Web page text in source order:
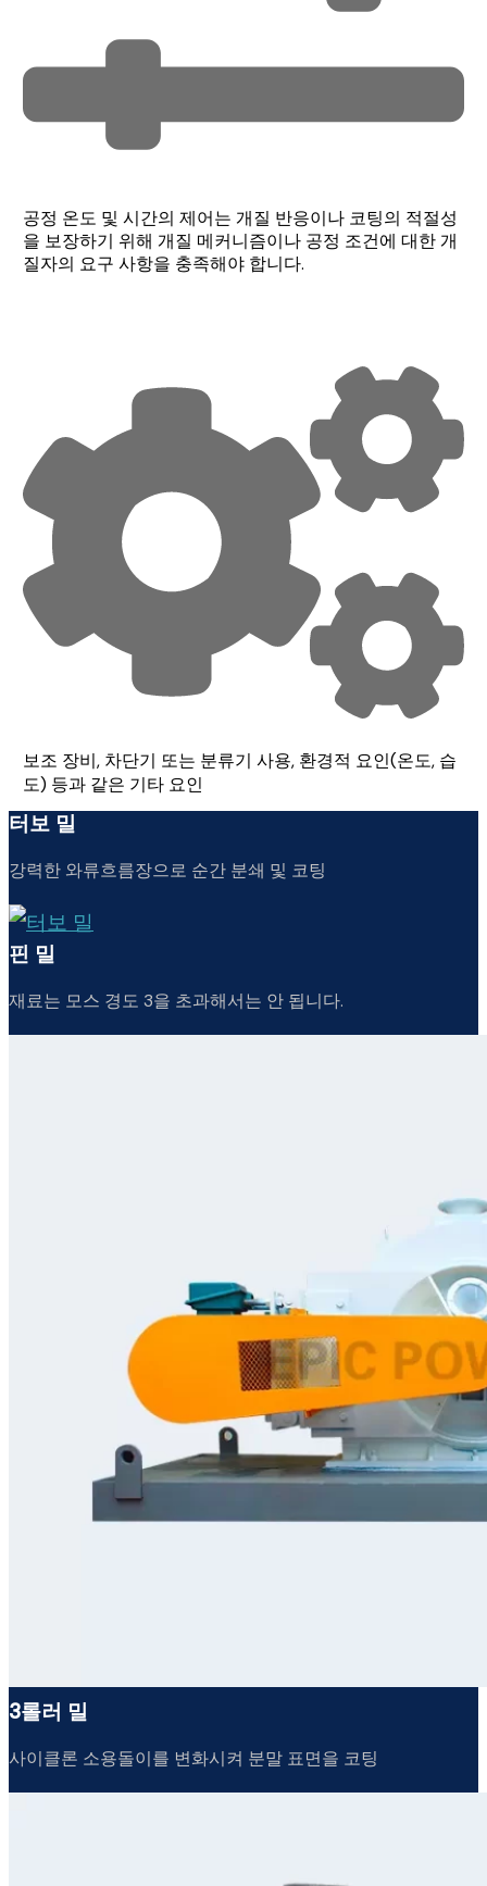
공정 온도 및 시간의 제어는 개질 반응이나 코팅의 적절성
을 보장하기 위해 개질 메커니즘이나 공정 조건에 대한 개
질자의 요구 사항을 충족해야 합니다.
보조 장비, 차단기 또는 분류기 사용, 환경적 요인(온도, 습
도) 등과 같은 기타 요인
터보 밀
강력한 와류흐름장으로 순간 분쇄 및 코팅
핀 밀
재료는 모스 경도 3을 초과해서는 안 됩니다.
3롤러 밀
사이클론 소용돌이를 변화시켜 분말 표면을 코팅